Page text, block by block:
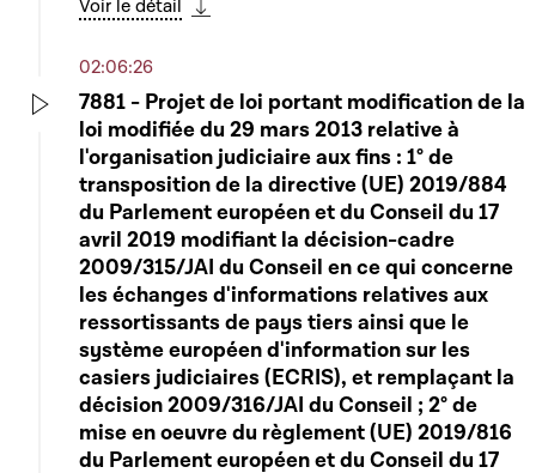
Voir le détail
02:06:26
7881 - Projet de loi portant modification de la
loi modifiée du 29 mars 2013 relative à
l'organisation judiciaire aux fins : 1° de
transposition de la directive (UE) 2019/884
du Parlement européen et du Conseil du 17
avril 2019 modifiant la décision-cadre
2009/315/JAI du Conseil en ce qui concerne
les échanges d'informations relatives aux
ressortissants de pays tiers ainsi que le
système européen d'information sur les
casiers judiciaires (ECRIS), et remplaçant la
décision 2009/316/JAI du Conseil ; 2° de
mise en oeuvre du règlement (UE) 2019/816
du Parlement européen et du Conseil du 17